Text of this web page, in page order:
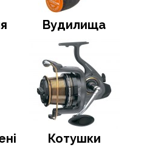
Вудилища
Котушки